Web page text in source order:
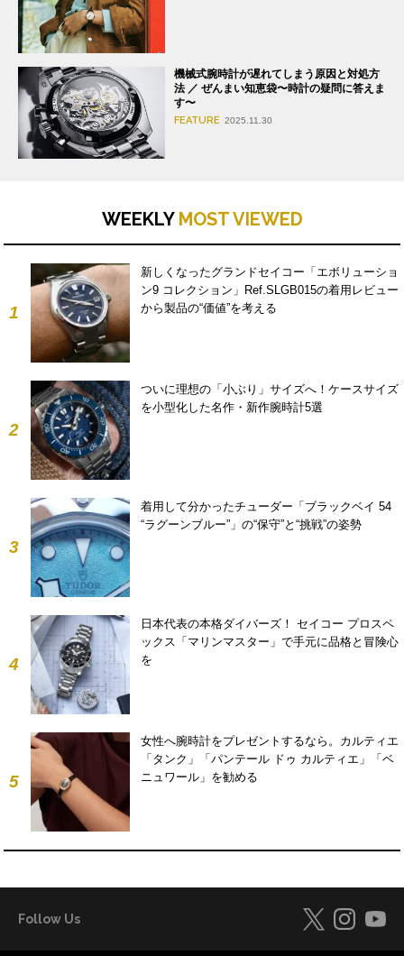
機械式腕時計が遅れてしまう原因と対処方
法 ／ ぜんまい知恵袋〜時計の疑問に答えま
す〜
FEATURE 2025.11.30
WEEKLY MOST VIEWED
1
新しくなったグランドセイコー「エボリューショ
ン9 コレクション」Ref.SLGB015の着用レビュー
から製品の“価値”を考える
2
ついに理想の「小ぶり」サイズへ！ケースサイズ
を小型化した名作・新作腕時計5選
3
着用して分かったチューダー「ブラックベイ 54
“ラグーンブルー”」の“保守”と“挑戦”の姿勢
4
日本代表の本格ダイバーズ！ セイコー プロスペ
ックス「マリンマスター」で手元に品格と冒険心
を
5
女性へ腕時計をプレゼントするなら。カルティエ
「タンク」「パンテール ドゥ カルティエ」「ベ
ニュワール」を勧める
Follow Us